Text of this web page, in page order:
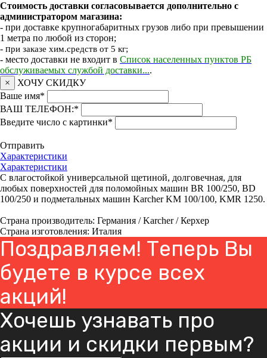
Стоимость доставки согласовывается дополнительно с
администратором магазина:
- при доставке крупногабаритных грузов либо при превышении
1 метра по любой из сторон;
- при заказе хим.средств от 5 кг;
- место доставки не входит в Список населенных пунктов РБ
обслуживаемых службой доставки....
×
ХОЧУ СКИДКУ
Ваше имя*
ВАШ ТЕЛЕФОН:*
Введите число с картинки*
Отправить
Характеристики
Характеристики
С влагостойкой универсальной щетиной, долговечная, для
любых поверхностей для поломойных машин BR 100/250, BD
100/250 и подметальных машин Karcher KM 100/100, KMR 1250.
Страна производитель: Германия / Karcher / Керхер
Страна изготовления: Италия
Поздравляем! Теперь Вы
будете в курсе всех
акций!
Хочешь узнавать про
акции и скидки первым?